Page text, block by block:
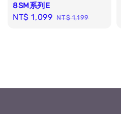
8SM系列E
Sale
NT$ 1,099 Regular
NT$ 1,199